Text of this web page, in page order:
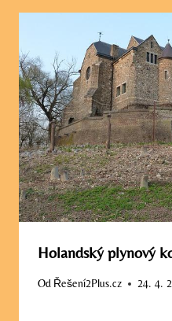
Holandský plynový
Od Řešení2Plus.cz 24. 4.